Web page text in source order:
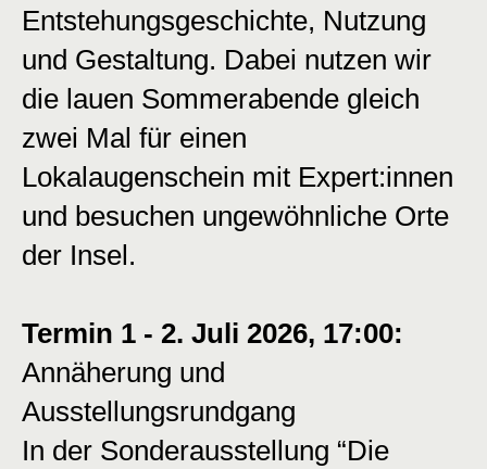
Entstehungsgeschichte, Nutzung
und Gestaltung. Dabei nutzen wir
die lauen Sommerabende gleich
zwei Mal für einen
Lokalaugenschein mit Expert:innen
und besuchen ungewöhnliche Orte
der Insel.
Termin 1 - 2. Juli 2026, 17:00:
Annäherung und
Ausstellungsrundgang
In der Sonderausstellung “Die